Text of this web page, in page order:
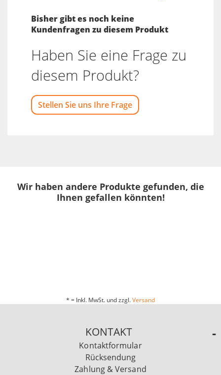
Bisher gibt es noch keine
Kundenfragen zu diesem Produkt
Haben Sie eine Frage zu
diesem Produkt?
Stellen Sie uns Ihre Frage
Wir haben andere Produkte gefunden, die
Ihnen gefallen könnten!
* = Inkl. MwSt. und zzgl.Versand
KONTAKT
Kontaktformular
Rücksendung
Zahlung & Versand